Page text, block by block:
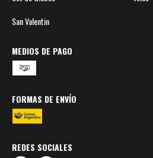
San Valentin
MEDIOS DE PAGO
FORMAS DE ENVÍO
REDES SOCIALES